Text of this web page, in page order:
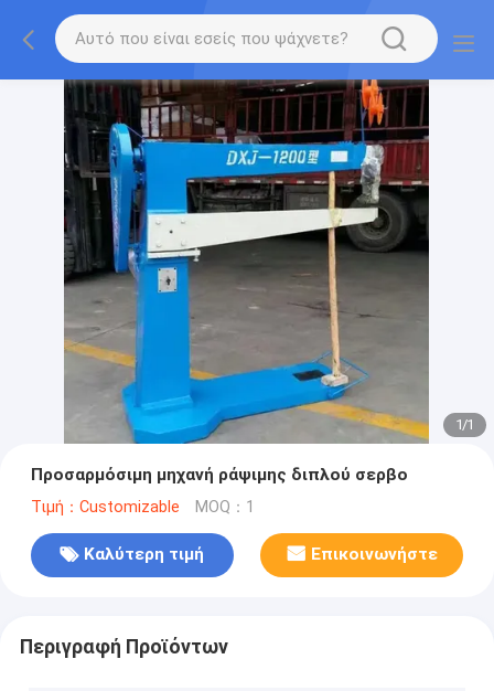
1/1
Προσαρμόσιμη μηχανή ράψιμης διπλού σερβο
Τιμή：Customizable MOQ：1
Καλύτερη τιμή Επικοινωνήστε
Περιγραφή Προϊόντων